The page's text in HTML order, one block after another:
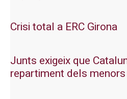
Crisi total a ERC Girona
Junts exigeix que
repartiment dels